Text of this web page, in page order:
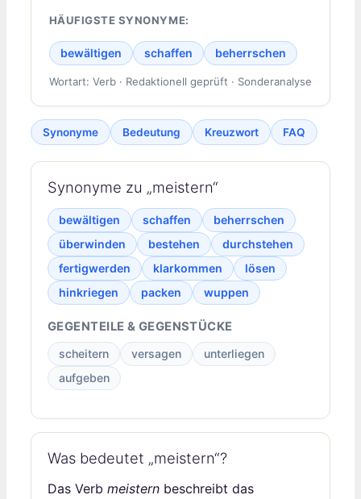
HÄUFIGSTE SYNONYME:
bewältigen schaffen beherrschen
Wortart: Verb · Redaktionell geprüft · Sonderanalyse
Synonyme Bedeutung Kreuzwort FAQ
Synonyme zu „meistern“
bewältigen schaffen
beherrschen
überwinden
bestehen
durchstehen
fertigwerden
klarkommen
lösen
hinkriegen
packen wuppen
GEGENTEILE & GEGENSTÜCKE
scheitern versagen
unterliegen
aufgeben
Was bedeutet „meistern“?
Das Verb meistern beschreibt das